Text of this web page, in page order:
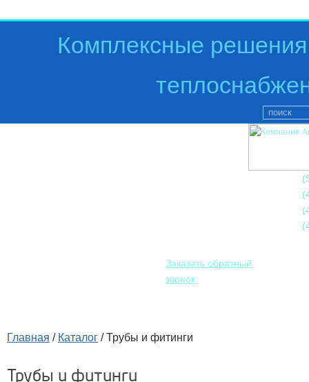
Комплексные
Заказать обратный
звонок
Главная / Каталог /Трубы и фитинги
Трубы и фитинги